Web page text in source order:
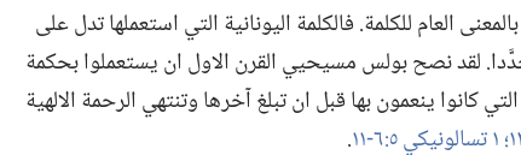
العام للكلمة.‏ فالكلمة اليونانية التي استعملها تدل على
لقد نصح بولس مسيحيي القرن الاول ان يستعملوا بحكمة
كانوا ينعمون بها قبل ان تبلغ آخرها وتنتهي الرحمة الالهية
‏.‏